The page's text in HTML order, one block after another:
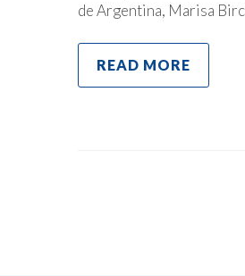
de Argentina, Marisa
READ MORE